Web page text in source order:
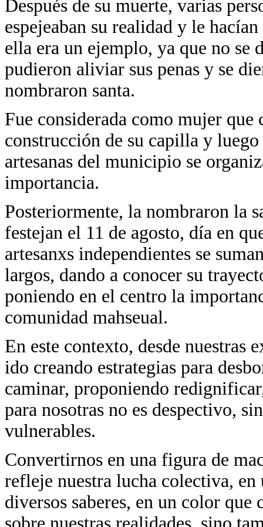
Después de su muerte, varias
espejeaban su realidad y le
ella era un ejemplo, ya que no se
pudieron aliviar sus penas y se
nombraron santa.
Fue considerada como mujer
construcción de su capilla y
artesanas del municipio se
importancia.
Posteriormente, la nombraron la
festejan el 11 de agosto, día en
artesanxs independientes se
largos, dando a conocer su
poniendo en el centro la
comunidad mahseual.
En este contexto, desde nuestras
ido creando estrategias para
caminar, proponiendo
para nosotras no es despectivo,
vulnerables.
Convertirnos en una figura de
refleje nuestra lucha colectiva,
diversos saberes, en un color
sobre nuestras realidades, sino